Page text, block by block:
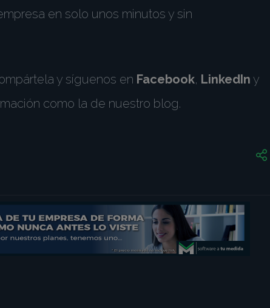
en solo unos minutos y sin
y síguenos en Facebook, LinkedIn y
como la de nuestro blog.